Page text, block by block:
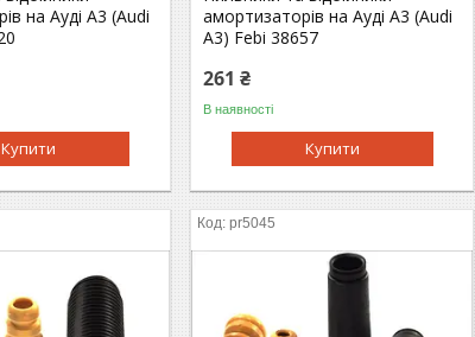
на Ауді A3 (Audi
Купити
амортизаторів на Ауді A3 (Audi
A3) Febi 38657
261 ₴
В наявності
Купити
pr5045